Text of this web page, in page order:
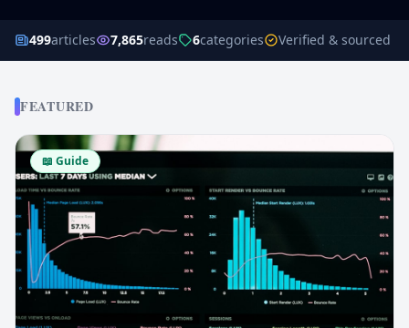
499articles 7,865reads 6categories Verified & sourced
FEATURED
📖 Guide